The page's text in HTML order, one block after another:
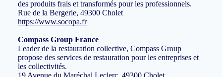
des produits frais et transformés pour les professionnels.
Rue de la Bergerie, 49300 Cholet
https://www.socopa.fr
Compass Group France
Leader de la restauration collective, Compass Group
propose des services de restauration pour les entreprises et
les collectivités.